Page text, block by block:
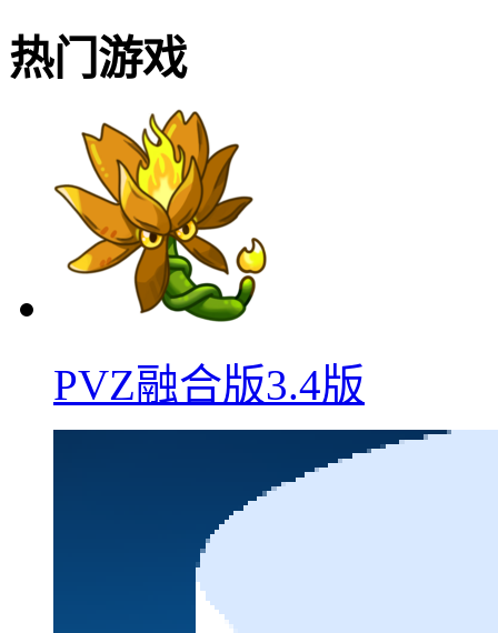
热门游戏
PVZ融合版3.4版